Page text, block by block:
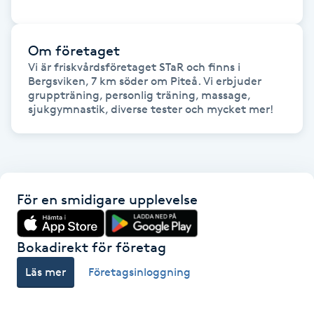
Gelenaglar
Gellack
Gravidmassage
Gravidyoga
Gruppträning
Om företaget
Vi är friskvårdsföretaget STaR och finns i
Bergsviken, 7 km söder om Piteå. Vi erbjuder
gruppträning, personlig träning, massage,
sjukgymnastik, diverse tester och mycket mer!
För en smidigare upplevelse
Bokadirekt för företag
Läs mer Företagsinloggning